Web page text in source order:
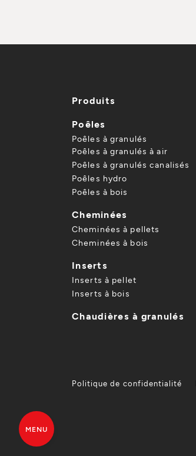
Produits
Poêles
Poêles à granulés
Poêles à granulés à air
Poêles à granulés canalisés
Poêles hydro
Poêles à bois
Cheminées
Cheminées à pellets
Cheminées à bois
Inserts
Inserts à pellet
Inserts à bois
Chaudières à granulés
Politique de confidentialité
MENU